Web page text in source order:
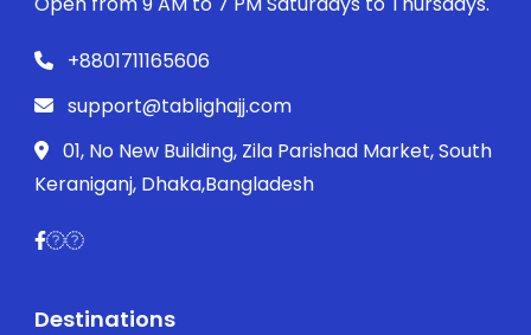
+8801711165606
support@tablighajj.com
01, No New Building, Zila Parishad Market, South
Keraniganj, Dhaka,Bangladesh
Destinations